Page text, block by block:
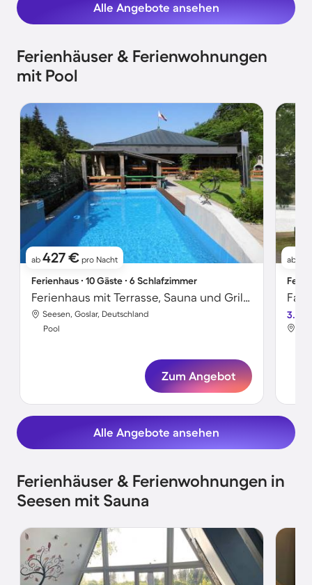
Alle Angebote ansehen
Ferienhäuser & Ferienwohnungen
mit Pool
ab 427 € pro Nacht
Ferienhaus ∙ 10 Gäste ∙ 6 Schlafzimmer
Ferienhaus mit Terrasse, Sauna und Grill | Haustiere sind willkommen
Seesen, Goslar, Deutschland
Pool
Zum Angebot
ab
3.6
Alle Angebote ansehen
Ferienhäuser & Ferienwohnungen in
Seesen mit Sauna